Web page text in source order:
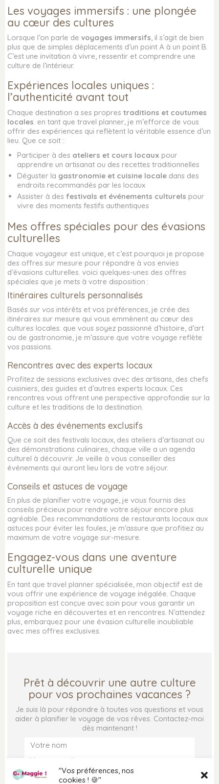
"Vos préférences, nos
cookies ! 🍪"
Les voyages immersifs : une plongée
au cœur des cultures
Lorsque l’on parle de voyages immersifs, il s’agit de bien
plus que de simples déplacements d’un point A à un point B.
C’est une invitation à vivre, ressentir et comprendre une
culture de l’intérieur.
Expériences locales uniques :
l’authenticité avant tout
Chaque destination a ses propres traditions et coutumes
locales . en tant que travel planner, je m’efforce de vous
offrir des expériences qui reflètent la véritable essence d’un
lieu. Que ce soit :
Participer à des ateliers et cours locaux pour
apprendre un artisanat ou des recettes traditionnelles
Déguster la gastronomie et cuisine locale dans des
endroits recommandés par les locaux
Assister à des festivals et événements culturels pour
vivre des moments festifs authentiques
Mes offres spéciales pour des évasions
culturelles
Chaque voyageur est unique, et c’est pourquoi je propose
des offres sur mesure pour répondre à vos envies
d’évasions culturelles. voici quelques-unes des offres
spéciales que je mets à votre disposition :
Itinéraires culturels personnalisés
Basés sur vos intérêts et vos préférences, je crée des
itinéraires sur mesure qui vous emmènent au cœur des
cultures locales. que vous soyez passionné d’histoire, d’art
ou de gastronomie, je m’assure que votre voyage reflète
vos passions.
Rencontres avec des experts locaux
Profitez de sessions exclusives avec des artisans, des chefs
cuisiniers, des guides et d’autres experts locaux. Ces
rencontres vous offrent une perspective approfondie sur la
culture et les traditions de la destination.
Accès à des événements exclusifs
Que ce soit des festivals locaux, des ateliers d’artisanat ou
des démonstrations culinaires, chaque ville a un agenda
culturel à découvrir. Je veille à vous conseiller des
événements qui auront lieu lors de votre séjour.
Conseils et astuces de voyage
En plus de planifier votre voyage, je vous fournis des
conseils précieux pour rendre votre séjour encore plus
agréable. Des recommandations de restaurants locaux aux
astuces pour éviter les foules, je m’assure que profitiez au
maximum de votre voyage sur-mesure.
Engagez-vous dans une aventure
culturelle unique
En tant que travel planner spécialisée, mon objectif est de
vous offrir une expérience de voyage inégalée. Chaque
proposition est conçue avec soin pour vous garantir un
voyage riche en découvertes et en rencontres. N’attendez
plus, embarquez pour une évasion culturelle inoubliable
avec mes offres exclusives.
Prêt à découvrir une autre culture
pour vos prochaines vacances ?
Je suis là pour répondre à toutes vos questions et vous
aider à planifier le voyage de vos rêves. Contactez-moi
dès maintenant !
QUI SUIS-JE ?
FAQ : FOIRE AUX QUESTIONS
POLITIQUE DE
CONFIDENTIALITÉ
MENTIONS LÉGALES
PARTENAIRES
PRESSE
ENVIE DE SOLEIL
VOYAGE EN JAMAÏQUE
ASTUCES DE TRAVEL
PLANNER
DESTINATION ZANZIBAR
DESTINATION SÉNÉGAL
DESTINATION LISBONNE
DESTINATION LONDRES
DESTINATION MAROC
VOYAGE SUR MESURE